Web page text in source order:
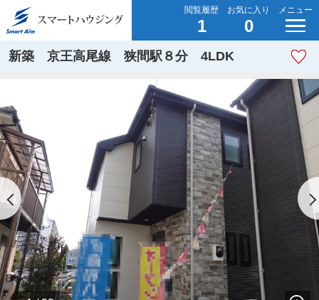
閲覧履歴
1
お気に入り
0
メニュー
新築 京王高尾線 狭間駅８分 4LDK